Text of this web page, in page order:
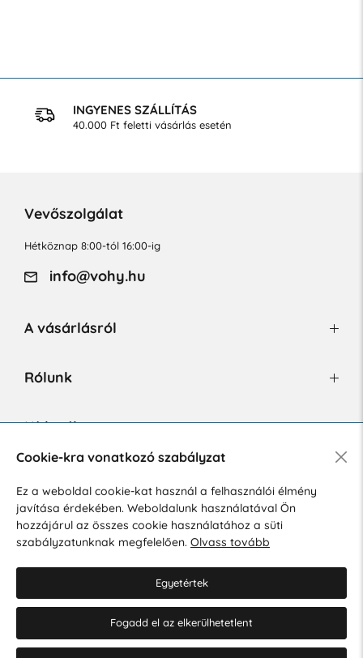
INGYENES SZÁLLÍTÁS
40.000 Ft feletti vásárlás esetén
Vevőszolgálat
Hétköznap 8:00-tól 16:00-ig
info@vohy.hu
A vásárlásról
Rólunk
Hírlevél
Hozzájárulok a személyes adatok marketing célú kezeléséhez.
Személyes adatok védelmére vonatkozó szabályzat.
Cookie-kra vonatkozó szabályzat
Ez a weboldal cookie-kat használ a felhasználói élmény
javítása érdekében. Weboldalunk használatával Ön
hozzájárul az összes cookie használatához a süti
szabályzatunknak megfelelően. Olvass tovább
Egyetértek
Fogadd el az elkerülhetetlent